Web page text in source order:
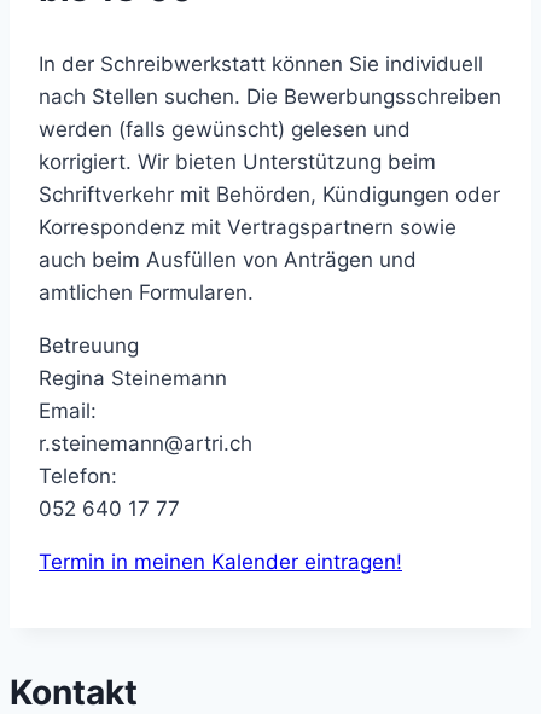
In der Schreibwerkstatt können Sie individuell
nach Stellen suchen. Die Bewerbungsschreiben
werden (falls gewünscht) gelesen und
korrigiert. Wir bieten Unterstützung beim
Schriftverkehr mit Behörden, Kündigungen oder
Korrespondenz mit Vertragspartnern sowie
auch beim Ausfüllen von Anträgen und
amtlichen Formularen.
Betreuung
Regina Steinemann
Email:
r.steinemann@artri.ch
Telefon:
052 640 17 77
Termin in meinen Kalender eintragen!
Kontakt